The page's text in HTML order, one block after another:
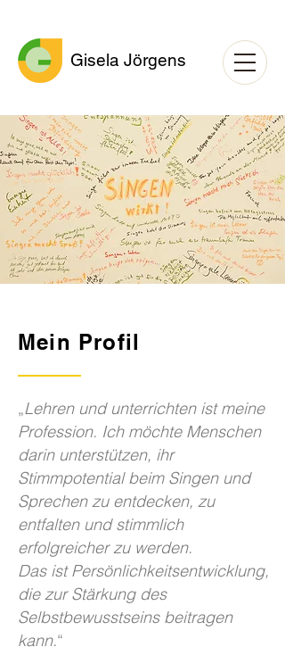
Gisela Jörgens
„Lehren und unterrichten ist meine
Profession. Ich möchte Menschen
darin unterstützen, ihr
Stimmpotential beim Singen und
Sprechen zu entdecken, zu
entfalten und stimmlich
erfolgreicher zu werden.
Das ist Persönlichkeitsentwicklung,
die zur Stärkung des
Selbstbewusstseins beitragen
kann.“
Mein Profil